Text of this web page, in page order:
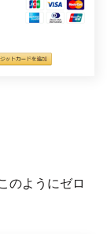
のようにゼロ